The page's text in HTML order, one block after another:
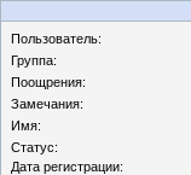
Пользователь:
Группа:
Поощрения:
Замечания:
Имя:
Статус:
Дата регистрации: